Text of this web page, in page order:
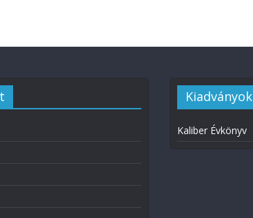
Kiadványok
Kaliber Évkönyv